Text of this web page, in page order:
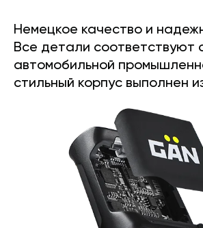
Немецкое качество и
Все детали соответствуют
автомобильной
стильный корпус выполнен